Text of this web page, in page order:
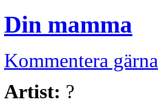
Din mamma
Kommentera gärna
Artist: ?